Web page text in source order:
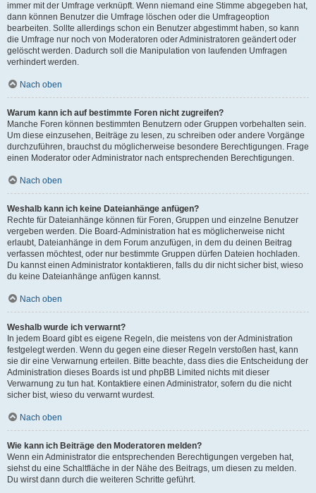
immer mit der Umfrage verknüpft. Wenn niemand eine Stimme abgegeben hat,
dann können Benutzer die Umfrage löschen oder die Umfrageoption
bearbeiten. Sollte allerdings schon ein Benutzer abgestimmt haben, so kann
die Umfrage nur noch von Moderatoren oder Administratoren geändert oder
gelöscht werden. Dadurch soll die Manipulation von laufenden Umfragen
verhindert werden.
Nach oben
Warum kann ich auf bestimmte Foren nicht zugreifen?
Manche Foren können bestimmten Benutzern oder Gruppen vorbehalten sein.
Um diese einzusehen, Beiträge zu lesen, zu schreiben oder andere Vorgänge
durchzuführen, brauchst du möglicherweise besondere Berechtigungen. Frage
einen Moderator oder Administrator nach entsprechenden Berechtigungen.
Nach oben
Weshalb kann ich keine Dateianhänge anfügen?
Rechte für Dateianhänge können für Foren, Gruppen und einzelne Benutzer
vergeben werden. Die Board-Administration hat es möglicherweise nicht
erlaubt, Dateianhänge in dem Forum anzufügen, in dem du deinen Beitrag
verfassen möchtest, oder nur bestimmte Gruppen dürfen Dateien hochladen.
Du kannst einen Administrator kontaktieren, falls du dir nicht sicher bist, wieso
du keine Dateianhänge anfügen kannst.
Nach oben
Weshalb wurde ich verwarnt?
In jedem Board gibt es eigene Regeln, die meistens von der Administration
festgelegt werden. Wenn du gegen eine dieser Regeln verstoßen hast, kann
sie dir eine Verwarnung erteilen. Bitte beachte, dass dies die Entscheidung der
Administration dieses Boards ist und phpBB Limited nichts mit dieser
Verwarnung zu tun hat. Kontaktiere einen Administrator, sofern du die nicht
sicher bist, wieso du verwarnt wurdest.
Nach oben
Wie kann ich Beiträge den Moderatoren melden?
Wenn ein Administrator die entsprechenden Berechtigungen vergeben hat,
siehst du eine Schaltfläche in der Nähe des Beitrags, um diesen zu melden.
Du wirst dann durch die weiteren Schritte geführt.